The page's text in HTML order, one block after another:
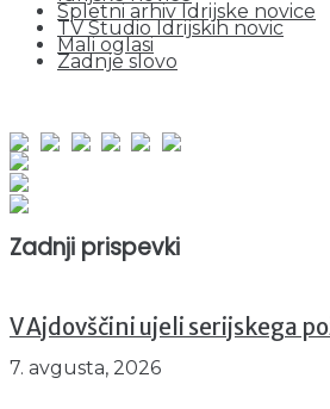
Spletni arhiv Idrijske novice
TV Studio Idrijskih novic
Mali oglasi
Zadnje slovo
Zadnji prispevki
V Ajdovščini ujeli serijskega
7. avgusta, 2026